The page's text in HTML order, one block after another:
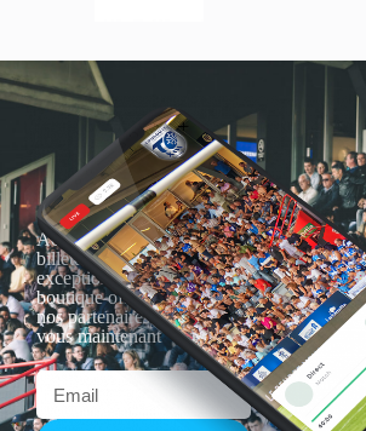
Actualités, nouveautés,
billetterie, remises
exceptionnelles dans la
boutique officielles & chez
nos partenaires… Inscrivez-
vous maintenant